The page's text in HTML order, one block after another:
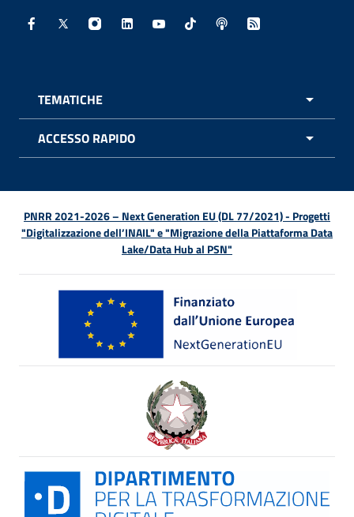
Facebook - Sito esterno - Apertura in nuova finestra
X - Sito esterno - Apertura in nuova finestra
Instagram - Sito esterno - Apertura in
Linkedin - Sito esterno - Apertura in
Youtube - Sito esterno -
TikTok - Sito esterno -
Spreaker - Sito
Feed RSS -
TEMATICHE
ACCESSO RAPIDO
PNRR 2021-2026 – Next Generation EU (DL 77/2021) - Progetti
"Digitalizzazione dell’INAIL" e "Migrazione della Piattaforma Data
Lake/Data Hub al PSN"